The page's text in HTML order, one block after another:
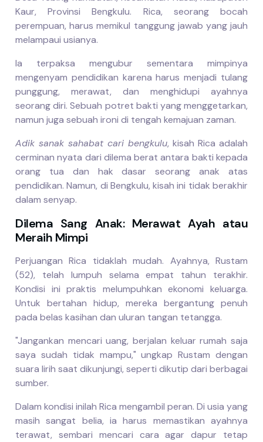
Kaur, Provinsi Bengkulu. Rica, seorang bocah
perempuan, harus memikul tanggung jawab yang jauh
melampaui usianya.
Ia terpaksa mengubur sementara mimpinya
mengenyam pendidikan karena harus menjadi tulang
punggung, merawat, dan menghidupi ayahnya
seorang diri. Sebuah potret bakti yang menggetarkan,
namun juga sebuah ironi di tengah kemajuan zaman.
Adik sanak sahabat cari bengkulu, kisah Rica adalah
cerminan nyata dari dilema berat antara bakti kepada
orang tua dan hak dasar seorang anak atas
pendidikan. Namun, di Bengkulu, kisah ini tidak berakhir
dalam senyap.
Dilema Sang Anak: Merawat Ayah atau
Meraih Mimpi
Perjuangan Rica tidaklah mudah. Ayahnya, Rustam
(52), telah lumpuh selama empat tahun terakhir.
Kondisi ini praktis melumpuhkan ekonomi keluarga.
Untuk bertahan hidup, mereka bergantung penuh
pada belas kasihan dan uluran tangan tetangga.
"Jangankan mencari uang, berjalan keluar rumah saja
saya sudah tidak mampu," ungkap Rustam dengan
suara lirih saat dikunjungi, seperti dikutip dari berbagai
sumber.
Dalam kondisi inilah Rica mengambil peran. Di usia yang
masih sangat belia, ia harus memastikan ayahnya
terawat, sembari mencari cara agar dapur tetap